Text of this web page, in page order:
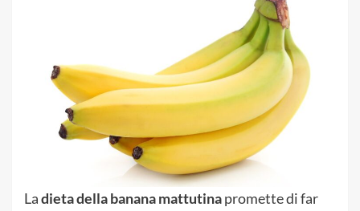
Ladieta della banana mattutinapromette di far